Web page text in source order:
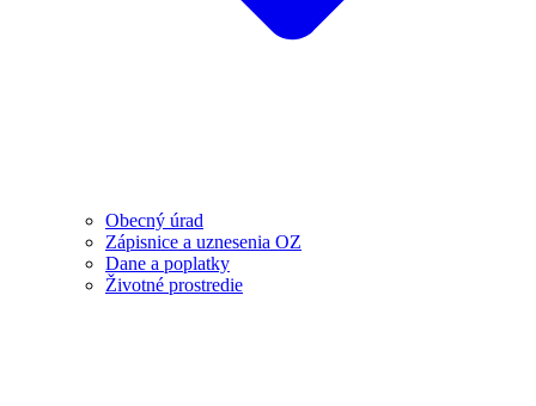
Obecný úrad
Zápisnice a uznesenia OZ
Dane a poplatky
Životné prostredie